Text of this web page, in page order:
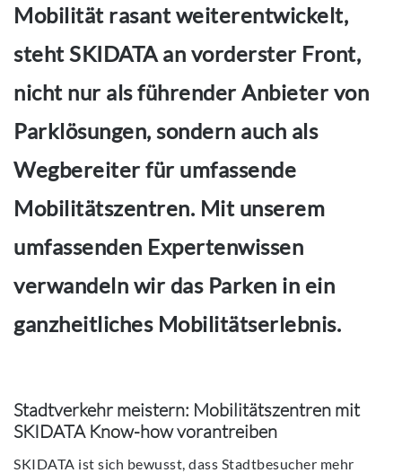
Mobilität rasant weiterentwickelt,
steht SKIDATA an vorderster Front,
nicht nur als führender Anbieter von
Parklösungen, sondern auch als
Wegbereiter für umfassende
Mobilitätszentren. Mit unserem
umfassenden Expertenwissen
verwandeln wir das Parken in ein
ganzheitliches Mobilitätserlebnis.
Stadtverkehr meistern: Mobilitätszentren mit
SKIDATA Know-how vorantreiben
SKIDATA ist sich bewusst, dass Stadtbesucher mehr